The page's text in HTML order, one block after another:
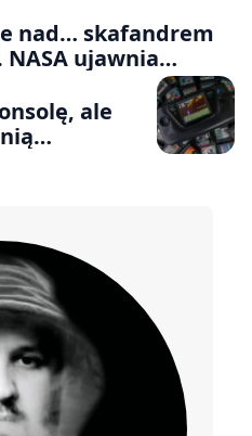
nad… skafandrem
ujawnia
techniczne misji
ale